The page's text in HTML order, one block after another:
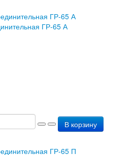
ГР-65 А
В корзину